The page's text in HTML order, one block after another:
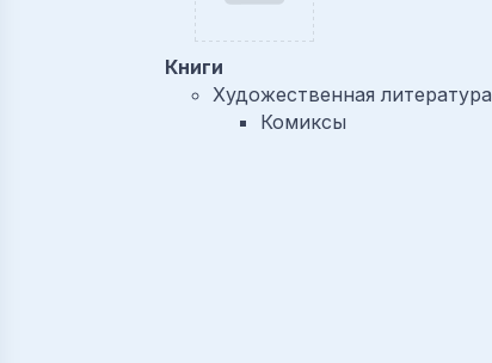
Книги
Художественная литература
Комиксы